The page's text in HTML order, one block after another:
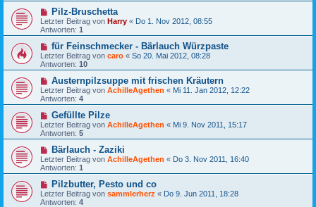
Pilz-Bruschetta
Letzter Beitrag von Harry « Do 1. Nov 2012, 08:55
Antworten: 1
für Feinschmecker - Bärlauch Würzpaste
Letzter Beitrag von caro « So 20. Mai 2012, 08:28
Antworten: 10
Austernpilzsuppe mit frischen Kräutern
Letzter Beitrag von AchilleAgethen « Mi 11. Jan 2012, 12:22
Antworten: 4
Gefüllte Pilze
Letzter Beitrag von AchilleAgethen « Mi 9. Nov 2011, 15:17
Antworten: 5
Bärlauch - Zaziki
Letzter Beitrag von AchilleAgethen « Do 3. Nov 2011, 16:40
Antworten: 1
Pilzbutter, Pesto und co
Letzter Beitrag von sammlerherz « Do 9. Jun 2011, 18:28
Antworten: 4